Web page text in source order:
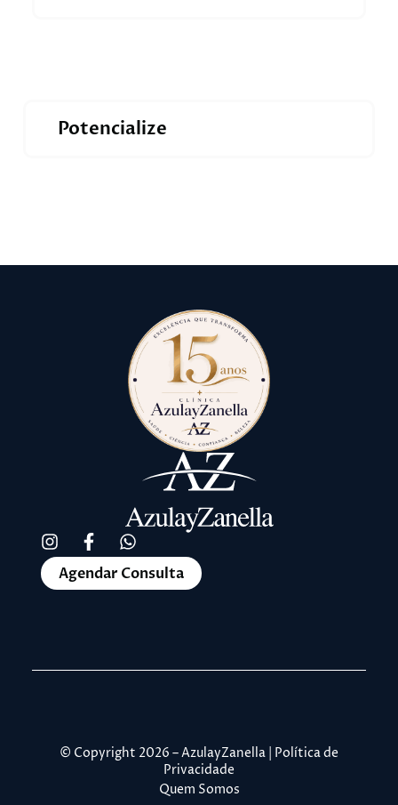
Potencialize
Agendar Consulta
© Copyright 2026 – AzulayZanella | Política de
Privacidade
Quem Somos